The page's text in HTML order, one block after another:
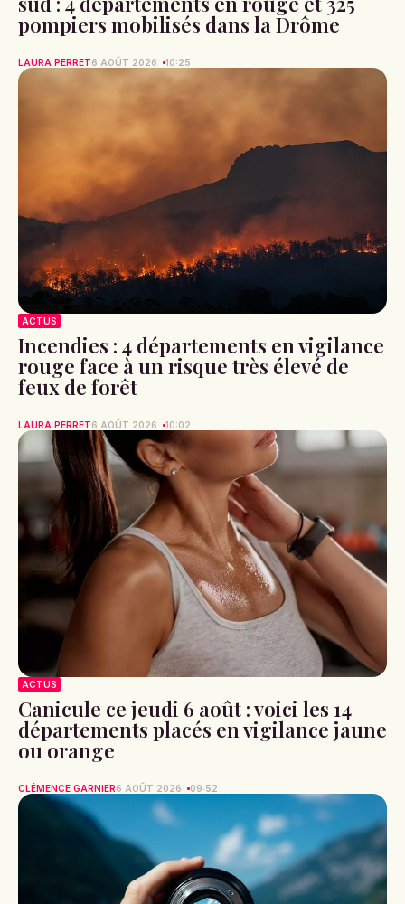
pompiers mobilisés dans la Drôme
LAURA PERRET6 AOÛT 2026 10:25
ACTUS
Incendies : 4 départements en vigilance
rouge face à un risque très élevé de
feux de forêt
LAURA PERRET6 AOÛT 2026 10:02
ACTUS
Canicule ce jeudi 6 août : voici les 14
départements placés en vigilance jaune
ou orange
CLÉMENCE GARNIER6 AOÛT 2026 09:52